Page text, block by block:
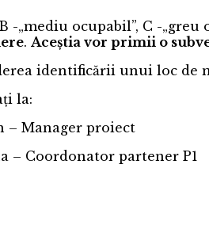
ocupabil”, C -„greu
. Aceștia vor primii o
identificării unui loc
la:
– Manager proiect
– Coordonator partener P1